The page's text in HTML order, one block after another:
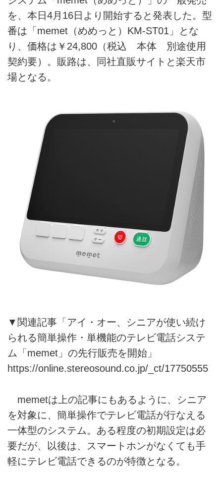
を、本日4月16日より開始すると発表した。型
番は「memet（めめっと）KM-ST01」とな
り、価格は￥24,800（税込 本体 別途使用
契約要）。販路は、同社直販サイトと楽天市
場となる。
▼関連記事「アイ・オー、シニアが使い続け
られる簡単操作・単機能のテレビ電話システ
ム「memet」の先行販売を開始」
https://online.stereosound.co.jp/_ct/17750555
memetは上の記事にもあるように、シニア
を対象に、簡単操作でテレビ電話が行なえる
一体型のシステム。ある程度の初期設定は必
要だが、以後は、スマートホンがなくても手
軽にテレビ電話できるのが特徴となる。